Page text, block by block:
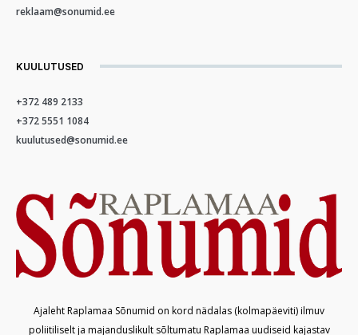
reklaam@sonumid.ee
KUULUTUSED
+372 489 2133
+372 5551 1084
kuulutused@sonumid.ee
Ajaleht Raplamaa Sõnumid on kord nädalas (kolmapäeviti) ilmuv
poliitiliselt ja majanduslikult sõltumatu Raplamaa uudiseid kajastav